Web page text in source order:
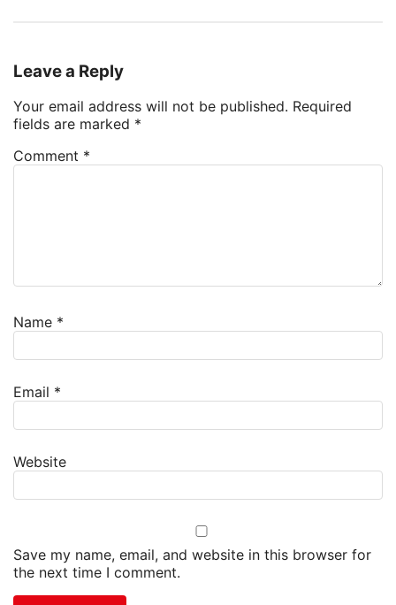
Leave a Reply
Your email address will not be published. Required
fields are marked *
Comment *
Name *
Email *
Website
Save my name, email, and website in this browser for
the next time I comment.